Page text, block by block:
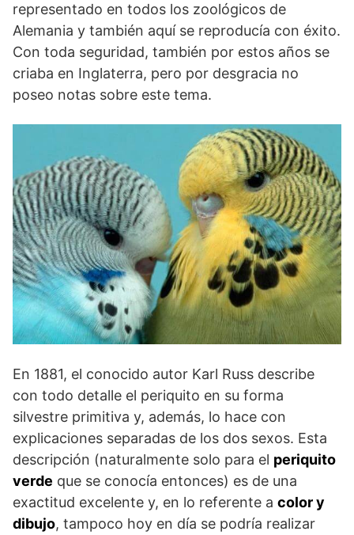
representado en todos los zoológicos de
Alemania y también aquí se reproducía con éxito.
Con toda seguridad, también por estos años se
criaba en Inglaterra, pero por desgracia no
poseo notas sobre este tema.
En 1881, el conocido autor Karl Russ describe
con todo detalle el periquito en su forma
silvestre primitiva y, además, lo hace con
explicaciones separadas de los dos sexos. Esta
descripción (naturalmente solo para el periquito
verde que se conocía entonces) es de una
exactitud excelente y, en lo referente a color y
dibujo, tampoco hoy en día se podría realizar